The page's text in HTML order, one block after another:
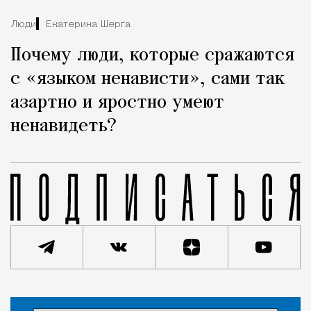
Люди Екатерина Шерга
Почему люди, которые сражаются
с «языком ненависти», сами так
азартно и яростно умеют
ненавидеть?